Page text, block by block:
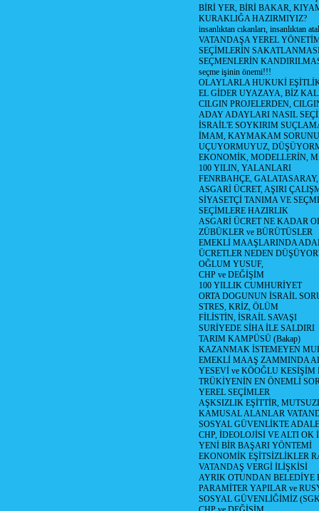
BİRİ YER, BİRİ BAKAR,
KURAKLIĞA HAZIRMIYIZ?
insanlıktan cıkanları, insanlıktan
VATANDAŞA YEREL
SEÇİMLERİN
SEÇMENLERİN
seçme işinin önemi!!!
OLAYLARLA HUKUKİ
EL GİDER UYAZAYA, BİZ
CILGIN PROJELERDEN,
ADAY ADAYLARI NASIL
İSRAİL'E SOYKIRIM
İMAM, KAYMAKAM SORUNU
UÇUYORMUYUZ,
EKONOMİK, MODELLERİN,
100 YILIN, YALANLARI
FENRBAHÇE,
ASGARİ ÜCRET, AŞIRI
SİYASETÇİ TANIMA VE
SEÇİMLERE HAZIRLIK
ASGARİ ÜCRET NE KADAR
ZÜBÜKLER ve BÜRÜTÜSLER
EMEKLİ MAAŞLARINDA
ÜCRETLER NEDEN
OĞLUM YUSUF,
CHP ve DEĞİŞİM
100 YILLIK CUMHURİYET
ORTA DOGUNUN İSRAİL
STRES, KRİZ, ÖLÜM
FİLİSTİN, İSRAİL SAVAŞI
SURİYEDE SİHA İLE SALDIRI
TARIM KAMPÜSÜ (Bakap)
KAZANMAK İSTEMEYEN
EMEKLİ MAAŞ ZAMMINDA
YESEVİ ve KÖOĞLU
TRÜKİYENİN EN ÖNEMLİ
YEREL SEÇİMLER
AŞKSIZLIK EŞİTTİR,
KAMUSAL ALANLAR
SOSYAL GÜVENLİKTE
CHP, İDEOLOJİSİ VE ALTI OK
YENİ BİR BAŞARI YÖNTEMİ
EKONOMİK EŞİTSİZLİKLER
VATANDAŞ VERGİ İLİŞKİSİ
AYRIK OTUNDAN
PARAMİTER YAPILAR ve
SOSYAL GÜVENLİĞİMİZ